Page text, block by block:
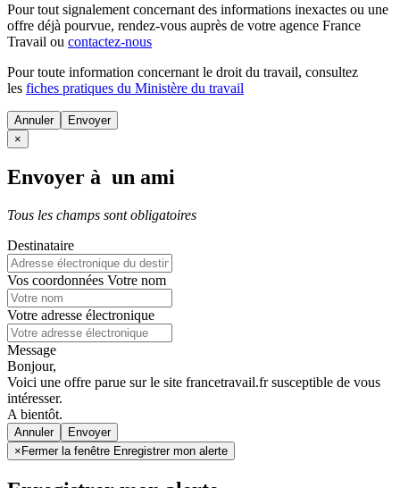
Pour tout signalement concernant des informations inexactes ou une
offre déjà pourvue, rendez-vous auprès de votre agence France
Travail ou contactez-nous
Pour toute information concernant le droit du travail, consultez
les fiches pratiques du Ministère du travail
Annuler
×
Envoyer à un ami
Tous les champs sont obligatoires
Destinataire
Vos coordonnées Votre nom
Votre adresse électronique
Message
Bonjour,
Voici une offre parue sur le site francetravail.fr susceptible de vous
intéresser.
A bientôt.
Annuler
× Fermer la fenêtre Enregistrer mon alerte